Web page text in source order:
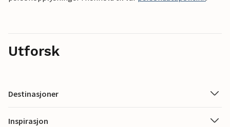
Utforsk
Destinasjoner
Inspirasjon